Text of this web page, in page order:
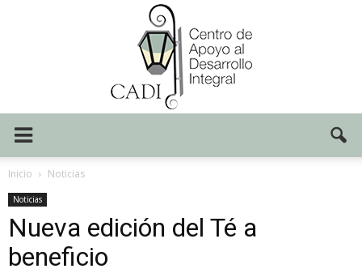
CADI
Inicio Noticias
Noticias
Nueva edición del Té a
beneficio